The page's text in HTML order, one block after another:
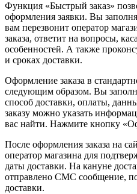
Функция «Быстрый заказ»
оформления заявки. Вы
вам перезвонит оператор
заказа, ответит на вопросы,
особенностей. А также
и сроках доставки.
Оформление заказа в
следующим образом. Вы
способ доставки, оплаты,
заказу можно указать
вас найти. Нажмите кнопку
После оформления заказа на
оператор магазина для
даты доставки. На кануне
отправлено СМС сообщение,
доставки.